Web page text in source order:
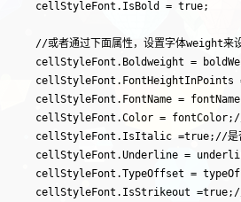
cellStyleFont.IsBold = true;
//或者通过下面属性，设置字体weight来
cellStyleFont.Boldweight =
cellStyleFont.FontHeightInPoints
cellStyleFont.FontName =
cellStyleFont.Color = fontColor;//
cellStyleFont.IsItalic =true;//是否
cellStyleFont.Underline =
cellStyleFont.TypeOffset =
cellStyleFont.IsStrikeout =true;//是